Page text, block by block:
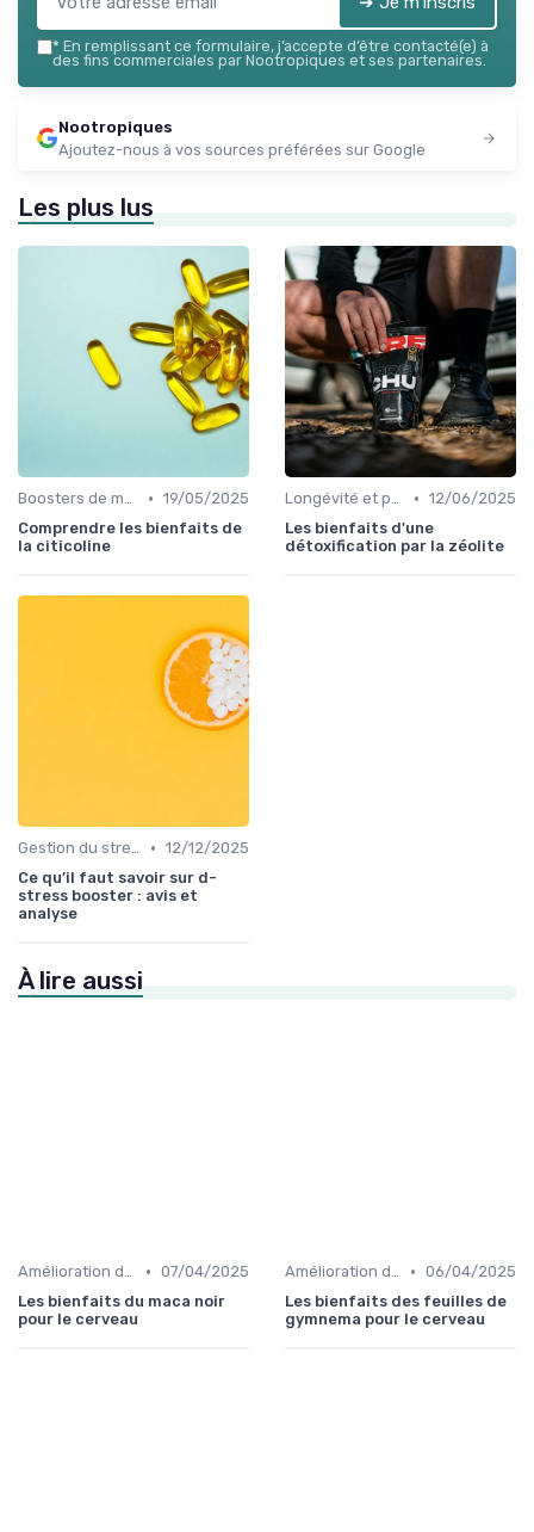
* En remplissant ce formulaire, j’accepte d’être contacté(e) à
des fins commerciales par Nootropiques et ses partenaires.
Nootropiques
Ajoutez-nous à vos sources préférées sur Google
Les plus lus
Boosters de mémoire • 19/05/2025
Comprendre les bienfaits de
la citicoline
Longévité et prévention • 12/06/2025
Les bienfaits d'une
détoxification par la zéolite
Gestion du stress et de l'anxiété • 12/12/2025
Ce qu’il faut savoir sur d-
stress booster : avis et
analyse
À lire aussi
Amélioration de l'humeur • 07/04/2025
Les bienfaits du maca noir
pour le cerveau
Amélioration de l'humeur • 06/04/2025
Les bienfaits des feuilles de
gymnema pour le cerveau